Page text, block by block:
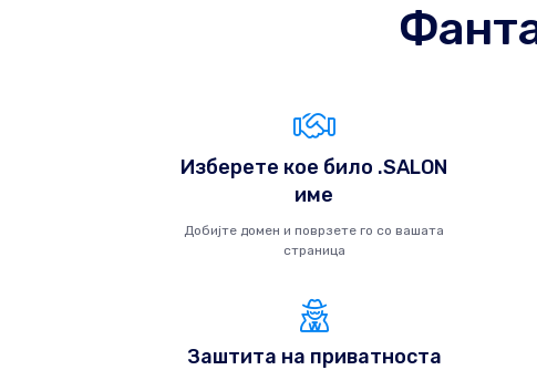
Изберете кое било .SALON
име
Добијте домен и поврзете го со вашата
страница
Заштита на приватноста